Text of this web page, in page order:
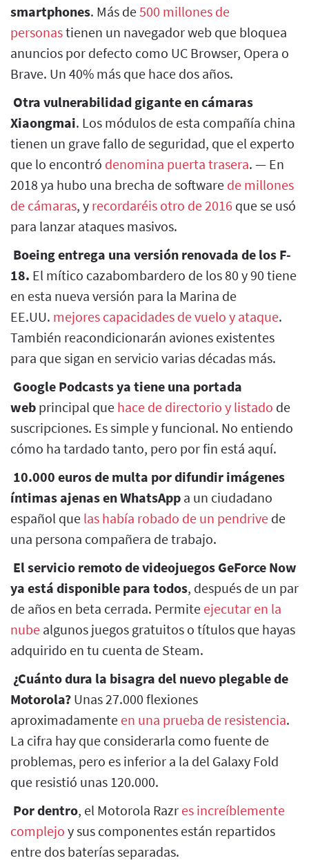
smartphones. Más de500 millones de
personastienen un navegador web que bloquea
anuncios por defecto como UC Browser, Opera o
Brave. Un 40% más que hace dos años.
Otra vulnerabilidad gigante en cámaras
Xiaongmai. Los módulos de esta compañía china
tienen un grave fallo de seguridad, que el experto
que lo encontró denomina puerta trasera. — En
2018 ya hubo una brecha de software de millones
de cámaras, y recordaréis otro de 2016 que se usó
para lanzar ataques masivos.
Boeing entrega una versión renovada de los F-
18. El mítico cazabombardero de los 80 y 90 tiene
en esta nueva versión para la Marina de
EE.UU. mejores capacidades de vuelo y ataque.
También reacondicionarán aviones existentes
para que sigan en servicio varias décadas más.
Google Podcasts ya tiene una portada
web principal que hace de directorio y listado de
suscripciones. Es simple y funcional. No entiendo
cómo ha tardado tanto, pero por fin está aquí.
10.000 euros de multa por difundir imágenes
íntimas ajenas en WhatsApp a un ciudadano
español que las había robado de un pendrive de
una persona compañera de trabajo.
El servicio remoto de videojuegos GeForce Now
ya está disponible para todos, después de un par
de años en beta cerrada. Permite ejecutar en la
nube algunos juegos gratuitos o títulos que hayas
adquirido en tu cuenta de Steam.
¿Cuánto dura la bisagra del nuevo plegable de
Motorola? Unas 27.000 flexiones
aproximadamente en una prueba de resistencia.
La cifra hay que considerarla como fuente de
problemas, pero es inferior a la del Galaxy Fold
que resistió unas 120.000.
Por dentro, el Motorola Razr es increíblemente
complejo y sus componentes están repartidos
entre dos baterías separadas.